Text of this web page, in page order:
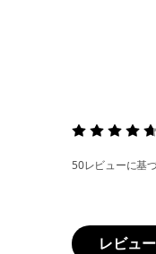
評価:4.7 / 5
50レビューに基
レビュ